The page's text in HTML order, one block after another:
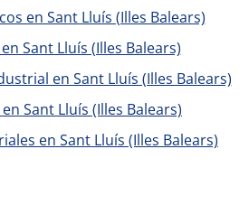
en Sant Lluís (Illes Balears)
Sant Lluís (Illes Balears)
en Sant Lluís (Illes Balears)
Sant Lluís (Illes Balears)
en Sant Lluís (Illes Balears)